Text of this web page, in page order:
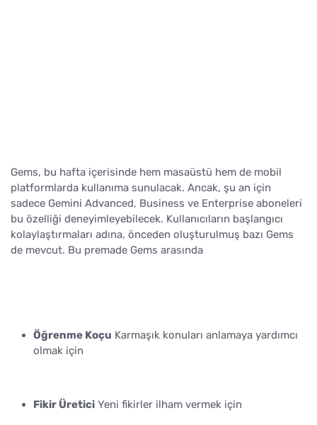
Gems, bu hafta içerisinde hem masaüstü hem de mobil
platformlarda kullanıma sunulacak. Ancak, şu an için
sadece Gemini Advanced, Business ve Enterprise aboneleri
bu özelliği deneyimleyebilecek. Kullanıcıların başlangıcı
kolaylaştırmaları adına, önceden oluşturulmuş bazı Gems
de mevcut. Bu premade Gems arasında
Öğrenme Koçu Karmaşık konuları anlamaya yardımcı
olmak için
Fikir Üretici Yeni fikirler ilham vermek için